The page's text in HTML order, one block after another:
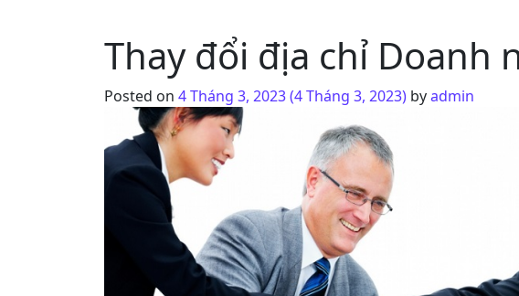
Thay đổi địa chỉ Doanh
Posted on 4 Tháng 3, 2023(4 Tháng 3, 2023) byadmin